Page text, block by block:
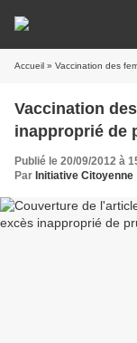
Accueil » Vaccination des
Vaccination
inapproprié de
Publié le 20/09/2012 à
Par Initiative Citoyenne